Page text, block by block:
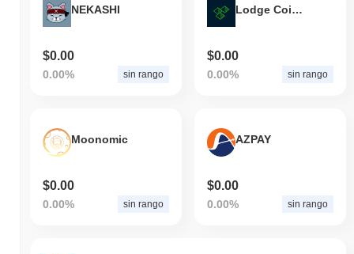
NEKASHI
$0.00
0.00% sin rango
Lodge Coin V2
$0.00
0.00% sin rango
Moonomic
$0.00
0.00% sin rango
AZPAY
$0.00
0.00% sin rango